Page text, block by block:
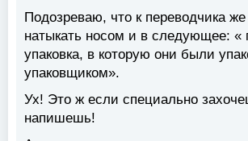
Подозреваю, что к переводчика
натыкать носом и в следующее: «
упаковка, в которую они были
упаковщиком».
Ух! Это ж если специально
напишешь!